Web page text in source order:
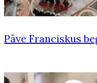
Påve Franciskus